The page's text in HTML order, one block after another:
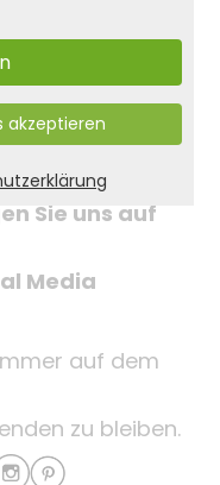
Sie uns auf
Media
auf dem
zu bleiben.
akzeptieren